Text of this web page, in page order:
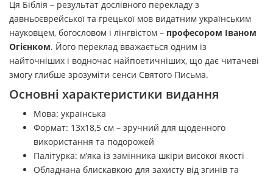
Ця Біблія – результат дослівного перекладу з
давньоєврейської та грецької мов видатним українським
науковцем, богословом і лінгвістом – професором Іваном
Огієнком. Його переклад вважається одним із
найточніших і водночас найпоетичніших, що дає читачеві
змогу глибше зрозуміти сенси Святого Письма.
Основні характеристики видання
Мова: українська
Формат: 13х18,5 см – зручний для щоденного
використання та подорожей
Палітурка: м’яка із замінника шкіри високої якості
Обладнана блискавкою для захисту від згинів та